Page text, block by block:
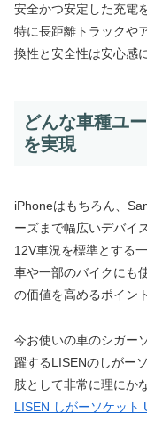
安全かつ安定した充電
特に長距離トラックや
換性と安全性は安心感
どんな車種ユ
を実現
iPhoneはもちろん、
ーズまで幅広いデバイ
12V車況を標準とする
車や一部のバイクにも
の価値を高めるポイン
今お使いの車のシガー
躍するLISENのしがー
肢として非常に理にか
LISEN しがーソケット